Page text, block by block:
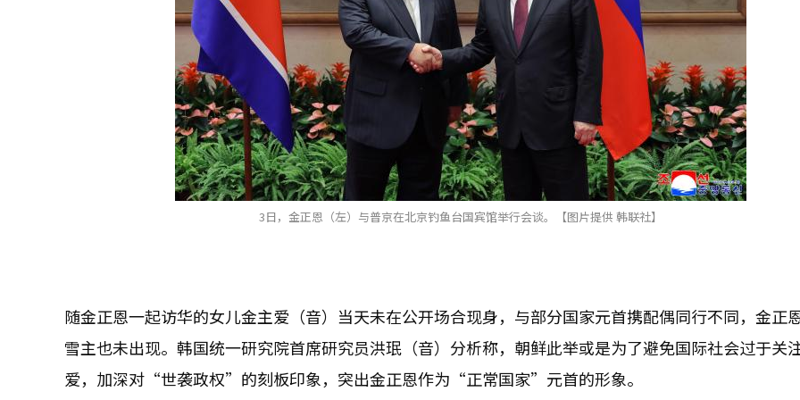
3日，金正恩（左）与普京在北京钓鱼台国宾馆举行会谈。【图片提供 韩联社】
随金正恩一起访华的女儿金主爱（音）当天未在公开场合现身，与部分国家元首携配偶同行不同，金正
雪主也未出现。韩国统一研究院首席研究员洪珉（音）分析称，朝鲜此举或是为了避免国际社会过于关
爱，加深对“世袭政权”的刻板印象，突出金正恩作为“正常国家”元首的形象。